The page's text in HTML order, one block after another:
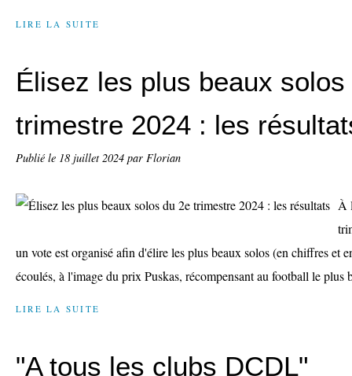
LIRE LA SUITE
Élisez les plus beaux solos
trimestre 2024 : les
Publié le 18 juillet 2024 par Florian
À
un vote est organisé afin d'élire les plus beaux solos (en chiffres et
écoulés, à l'image du prix Puskas, récompensant au football le plus
LIRE LA SUITE
"A tous les clubs DCDL"